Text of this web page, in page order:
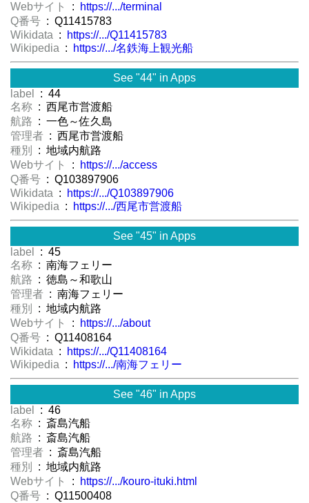
Webサイト
:
https://.../terminal
Q番号 : Q11415783
Wikidata :
https://.../Q11415783
Wikipedia : https://.../名鉄海上観光船
See "44" in Apps
label
: 44
名称 : 西尾市営渡船
航路 : 一色～佐久島
管理者 : 西尾市営渡船
種別
: 地域内航路
Webサイト
:
https://.../access
Q番号 : Q103897906
Wikidata :
https://.../Q103897906
Wikipedia : https://.../西尾市営渡船
See "45" in Apps
label
: 45
名称 : 南海フェリー
航路 : 徳島～和歌山
管理者 : 南海フェリー
種別
: 地域内航路
Webサイト
:
https://.../about
Q番号 : Q11408164
Wikidata :
https://.../Q11408164
Wikipedia : https://.../南海フェリー
See "46" in Apps
label
: 46
名称 : 斎島汽船
航路 : 斎島汽船
管理者 : 斎島汽船
種別
: 地域内航路
Webサイト
:
https://.../kouro-ituki.html
Q番号 : Q11500408